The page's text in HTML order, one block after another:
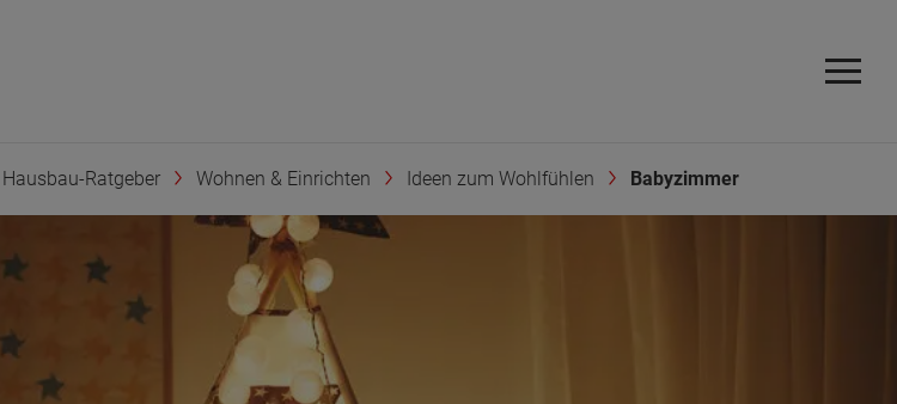
Hausbau-Ratgeber Wohnen & Einrichten Ideen zum Wohlfühlen Babyzimmer